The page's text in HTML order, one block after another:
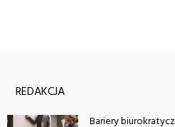
REDAKCJA
Bariery